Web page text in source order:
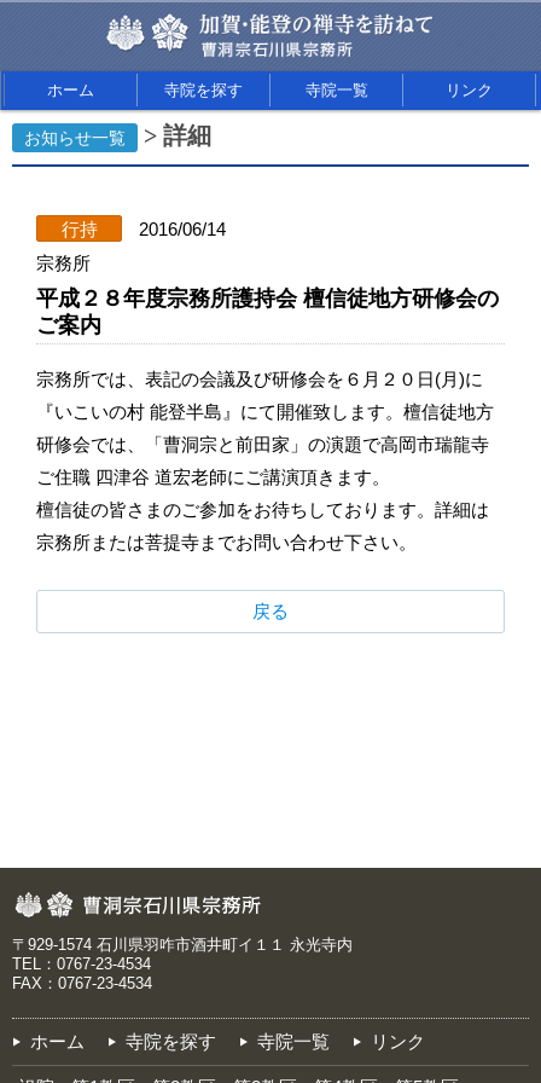
ホーム 寺院を探す 寺院一覧 リンク
お知らせ一覧 > 詳細
行持
2016/06/14
宗務所
平成２８年度宗務所護持会 檀信徒地方研修会の
ご案内
宗務所では、表記の会議及び研修会を６月２０日(月)に
『いこいの村 能登半島』にて開催致します。檀信徒地方
研修会では、「曹洞宗と前田家」の演題で高岡市瑞龍寺
ご住職 四津谷 道宏老師にご講演頂きます。
檀信徒の皆さまのご参加をお待ちしております。詳細は
宗務所または菩提寺までお問い合わせ下さい。
戻る
〒929-1574 石川県羽咋市酒井町イ１１ 永光寺内
TEL：0767-23-4534
FAX：0767-23-4534
ホーム 寺院を探す 寺院一覧 リンク